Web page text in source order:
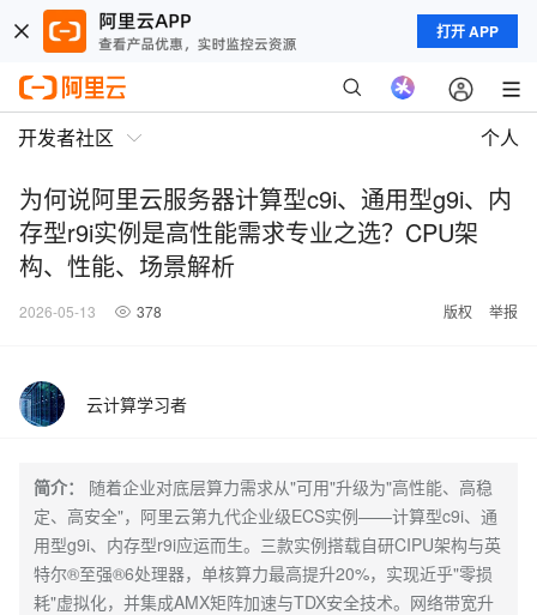
打开 APP
开发者社区 个人
为何说阿里云服务器计算型c9i、通用型g9i、内
存型r9i实例是高性能需求专业之选？CPU架
构、性能、场景解析
2026-05-13 378 版权 举报
云计算学习者
简介：
随着企业对底层算力需求从"可用"升级为"高性能、高稳
定、高安全"，阿里云第九代企业级ECS实例——计算型c9i、通
用型g9i、内存型r9i应运而生。三款实例搭载自研CIPU架构与英
特尔®至强®6处理器，单核算力最高提升20%，实现近乎"零损
耗"虚拟化，并集成AMX矩阵加速与TDX安全技术。网络带宽升